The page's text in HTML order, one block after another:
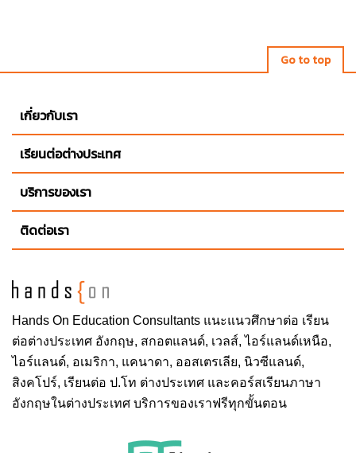
Go to top
Hands On Education Consultants แนะแนวศึกษาต่อ เรียน
ต่อต่างประเทศ อังกฤษ, สกอตแลนด์, เวลส์, ไอร์แลนด์เหนือ,
ไอร์แลนด์, อเมริกา, แคนาดา, ออสเตรเลีย, นิวซีแลนด์,
สิงคโปร์, เรียนต่อ ป.โท ต่างประเทศ และคอร์สเรียนภาษา
อังกฤษในต่างประเทศ บริการของเราฟรีทุกขั้นตอน
เกี่ยวกับเรา
เรียนต่อต่างประเทศ
บริการของเรา
ติดต่อเรา